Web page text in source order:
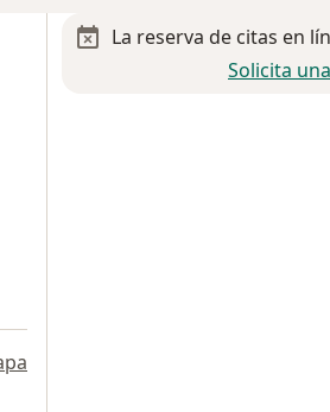
La reserva de citas en
Solicita